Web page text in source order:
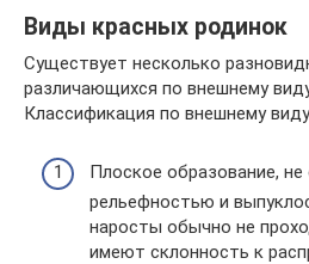
Виды красных родинок
Существует несколько
различающихся по внешнему
Классификация по внешнему
Плоское образование,
рельефностью и
наросты обычно не
имеют склонность к